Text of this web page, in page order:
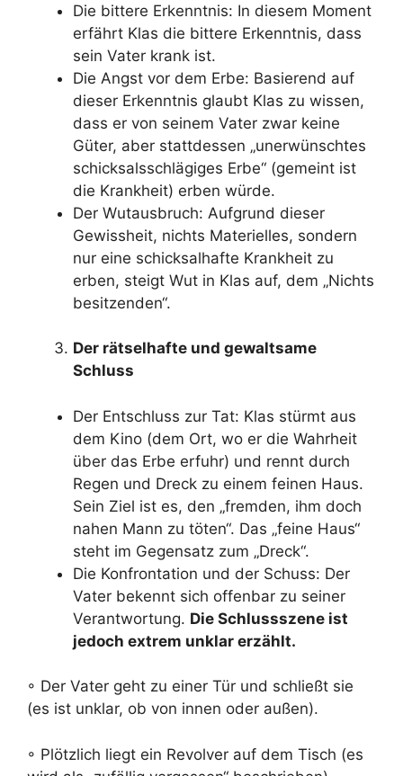
Die bittere Erkenntnis: In diesem Moment
erfährt Klas die bittere Erkenntnis, dass
sein Vater krank ist.
Die Angst vor dem Erbe: Basierend auf
dieser Erkenntnis glaubt Klas zu wissen,
dass er von seinem Vater zwar keine
Güter, aber stattdessen „unerwünschtes
schicksalsschlägiges Erbe“ (gemeint ist
die Krankheit) erben würde.
Der Wutausbruch: Aufgrund dieser
Gewissheit, nichts Materielles, sondern
nur eine schicksalhafte Krankheit zu
erben, steigt Wut in Klas auf, dem „Nichts
besitzenden“.
Der rätselhafte und gewaltsame
Schluss
Der Entschluss zur Tat: Klas stürmt aus
dem Kino (dem Ort, wo er die Wahrheit
über das Erbe erfuhr) und rennt durch
Regen und Dreck zu einem feinen Haus.
Sein Ziel ist es, den „fremden, ihm doch
nahen Mann zu töten“. Das „feine Haus“
steht im Gegensatz zum „Dreck“.
Die Konfrontation und der Schuss: Der
Vater bekennt sich offenbar zu seiner
Verantwortung. Die Schlussszene ist
jedoch extrem unklar erzählt.
◦ Der Vater geht zu einer Tür und schließt sie
(es ist unklar, ob von innen oder außen).
◦ Plötzlich liegt ein Revolver auf dem Tisch (es